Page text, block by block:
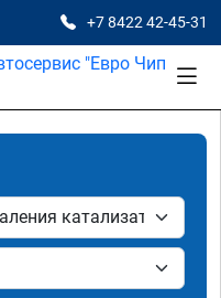
+7 8422 42-45-31